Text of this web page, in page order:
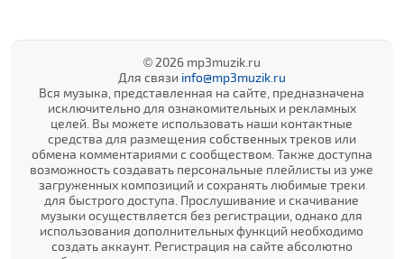
© 2026 mp3muzik.ru
Для связи info@mp3muzik.ru
Вся музыка, представленная на сайте, предназначена
исключительно для ознакомительных и рекламных
целей. Вы можете использовать наши контактные
средства для размещения собственных треков или
обмена комментариями с сообществом. Также доступна
возможность создавать персональные плейлисты из уже
загруженных композиций и сохранять любимые треки
для быстрого доступа. Прослушивание и скачивание
музыки осуществляется без регистрации, однако для
использования дополнительных функций необходимо
создать аккаунт. Регистрация на сайте абсолютно